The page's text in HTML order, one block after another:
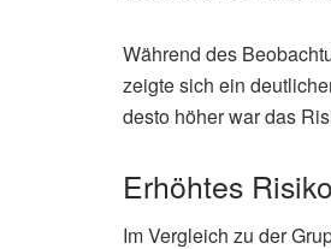
Während des
zeigte sich ein
desto höher war das
Erhöhtes
Im Vergleich zu der